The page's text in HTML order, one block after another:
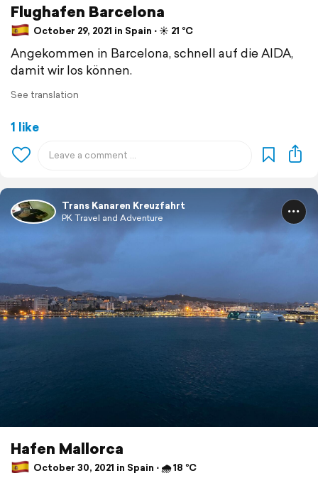
Flughafen Barcelona
October 29, 2021 in Spain ⋅ ☀️ 21 °C
Angekommen in Barcelona, schnell auf die AIDA,
damit wir los können.
See translation
1 like
Trans Kanaren Kreuzfahrt
PK Travel and Adventure
Hafen Mallorca
October 30, 2021 in Spain ⋅ 🌧 18 °C